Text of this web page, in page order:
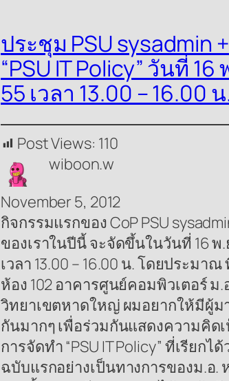
ประชุม PSU sysadmin +
“PSU IT Policy” วันที่ 16
55 เวลา 13.00 – 16.00
Post Views: 110
wiboon.w
November 5, 2012
กิจกรรมแรกของ CoP PSU
ของเราในปีนี้ จะจัดขึ้นในวันที่ 16 พ.
เวลา 13.00 – 16.00 น. โดยประมาณ
ห้อง 102 อาคารศูนย์คอมพิวเตอร์ ม.
วิทยาเขตหาดใหญ่ ผมอยากให้มีผู้ม
กันมากๆ เพื่อร่วมกันแสดงความคิด
การจัดทำ “PSU IT Policy” ที่เรียกได้
ฉบับแรกอย่างเป็นทางการของม.อ.